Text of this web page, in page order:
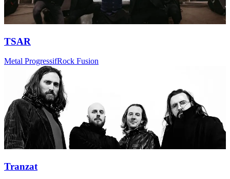
TSAR
Metal ProgressifRock Fusion
Tranzat